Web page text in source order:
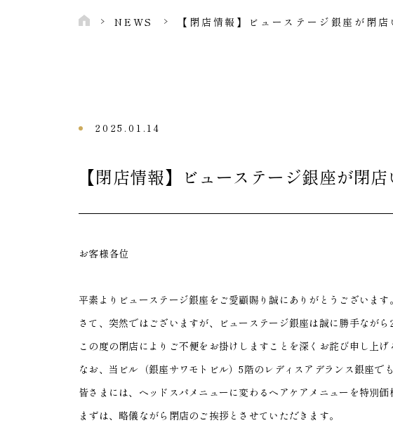
NEWS 【閉店情報】ビューステージ銀座が閉店
2025.01.14
【閉店情報】ビューステージ銀座が閉店
お客様各位
平素よりビューステージ銀座をご愛顧賜り誠にありがとうございます
さて、突然ではございますが、ビューステージ銀座は誠に勝手なが
この度の閉店によりご不便をお掛けしますことを深くお詫び申し上
なお、当ビル（銀座サワモトビル）5階のレディスアデランス銀座で
皆さまには、ヘッドスパメニューに変わるヘアケアメニューを特別
まずは、略儀ながら閉店のご挨拶とさせていただきます。